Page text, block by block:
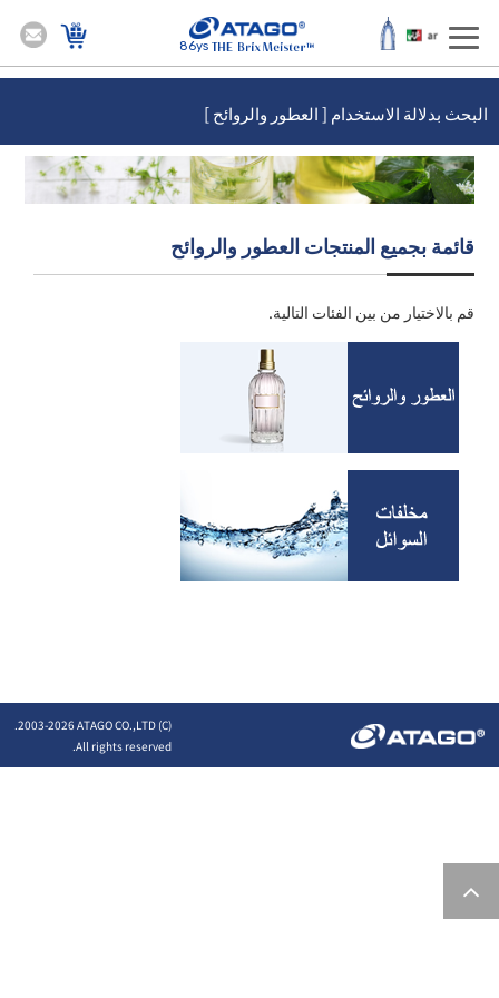
86ys
البحث بدلالة الاستخدام [ العطور والروائح ]
قائمة بجميع المنتجات العطور والروائح
قم بالاختيار من بين الفئات التالية.
(C) 2003-
2026 ATAGO CO.,LTD.
All rights reserved.